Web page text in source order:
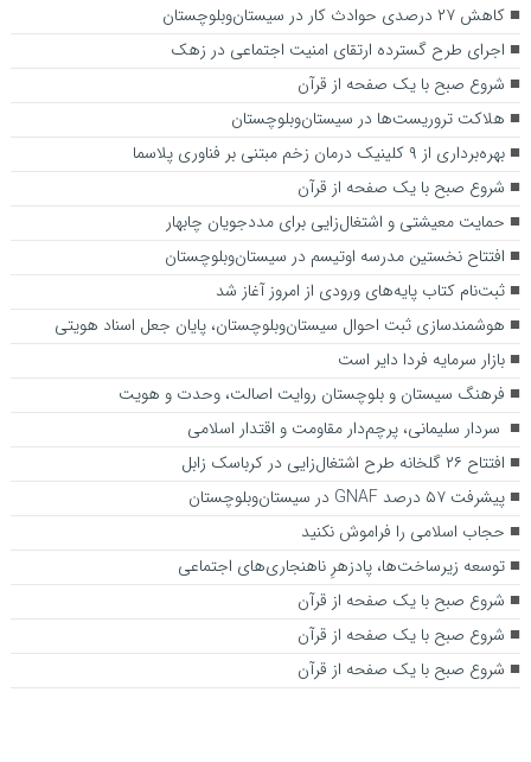
کاهش ۲۷ درصدی حوادث کار در سیستان‌وبلوچستان
اجرای طرح گسترده ارتقای امنیت اجتماعی در زهک
شروع صبح با یک صفحه از قرآن
هلاکت ‌تروریست‌ها‌ در سیستان‌وبلوچستان
بهره‌برداری از ۹ کلینیک درمان زخم مبتنی بر فناوری پلاسما
شروع صبح با یک صفحه از قرآن
حمایت معیشتی و اشتغال‌زایی برای مددجویان چابهار
افتتاح نخستین مدرسه اوتیسم در سیستان‌وبلوچستان
ثبت‌نام کتاب‌ پایه‌های ورودی از امروز آغاز شد
هوشمندسازی ثبت‌ احوال سیستان‌وبلوچستان، پایان جعل اسناد هویتی
بازار سرمایه فردا دایر است
فرهنگ سیستان و بلوچستان روایت اصالت، وحدت و هویت
سردار سلیمانی، پرچم‌دار مقاومت و اقتدار اسلامی
افتتاح ۲۶ گلخانه طرح اشتغال‌زایی در کرباسک زابل
پیشرفت ۵۷ درصد GNAF در سیستان‌وبلوچستان
حجاب اسلامی را فراموش نکنید
توسعه زیرساخت‌ها، پادزهرِ ناهنجاری‌های اجتماعی
شروع صبح با یک صفحه از قرآن
شروع صبح با یک صفحه از قرآن
شروع صبح با یک صفحه از قرآن